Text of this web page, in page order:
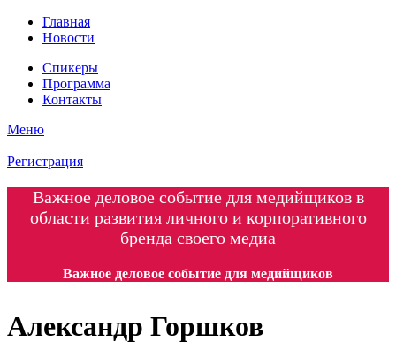
Главная
Новости
Спикеры
Программа
Контакты
Меню
Регистрация
Важное деловое событие для медийщиков в
области развития личного и корпоративного
бренда своего медиа
Важное деловое событие для медийщиков
Александр Горшков